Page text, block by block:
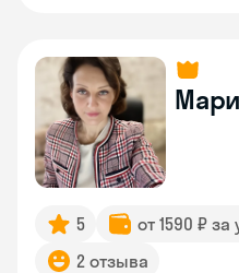
5 от 1590 ₽ за
2 отзыва